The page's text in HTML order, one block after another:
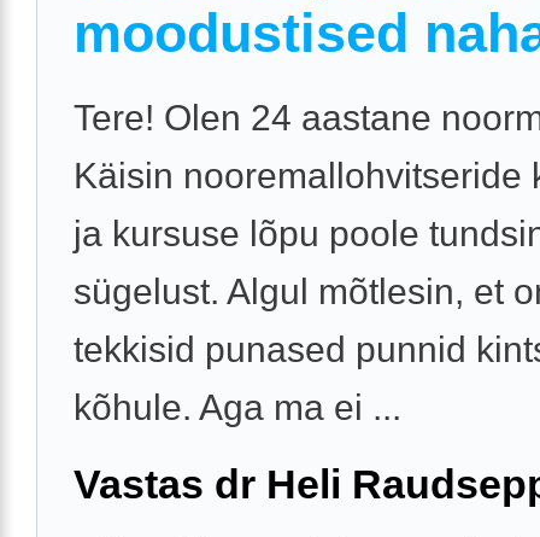
moodustised
Tere! Olen 24 aastane
Käisin nooremallohvitseride
ja kursuse lõpu poole
sügelust. Algul mõtlesin, et
tekkisid punased punnid
kõhule. Aga ma ei ...
Vastas dr Heli